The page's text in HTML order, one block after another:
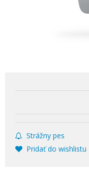
Strážny pes
Pridať do wishlistu